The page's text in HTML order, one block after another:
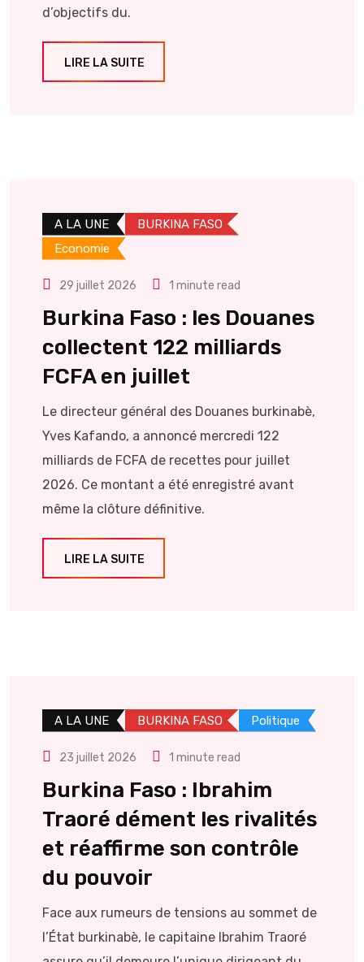
d’objectifs du.
LIRE LA SUITE
A LA UNE
BURKINA FASO
Economie
29 juillet 2026 1 minute read
Burkina Faso : les Douanes
collectent 122 milliards
FCFA en juillet
Le directeur général des Douanes burkinabè,
Yves Kafando, a annoncé mercredi 122
milliards de FCFA de recettes pour juillet
2026. Ce montant a été enregistré avant
même la clôture définitive.
LIRE LA SUITE
A LA UNE BURKINA FASO Politique
23 juillet 2026 1 minute read
Burkina Faso : Ibrahim
Traoré dément les rivalités
et réaffirme son contrôle
du pouvoir
Face aux rumeurs de tensions au sommet de
l’État burkinabè, le capitaine Ibrahim Traoré